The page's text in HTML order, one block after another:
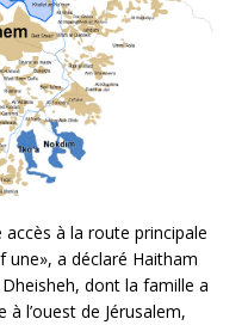
accès à la route principale
a déclaré Haitham
dont la famille a
l’ouest de Jérusalem,